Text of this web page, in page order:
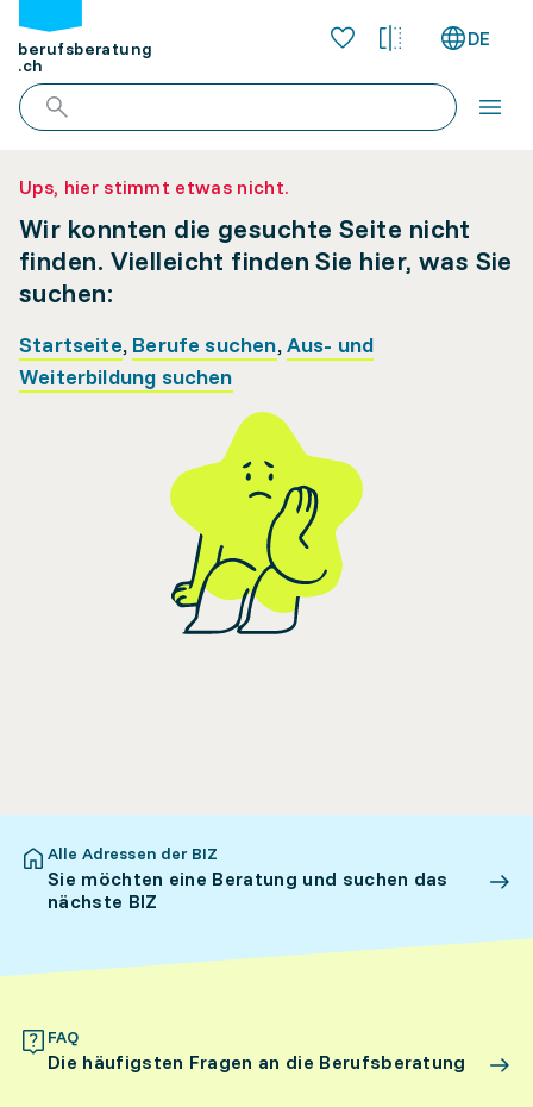
berufsberatung
.ch
DE
Ups, hier stimmt etwas nicht.
Wir konnten die gesuchte Seite nicht
finden. Vielleicht finden Sie hier, was Sie
suchen:
Startseite, Berufe suchen,Aus- und
Weiterbildung suchen
Alle Adressen der BIZ
Sie möchten eine Beratung und suchen das
nächste BIZ
FAQ
Die häufigsten Fragen an die Berufsberatung